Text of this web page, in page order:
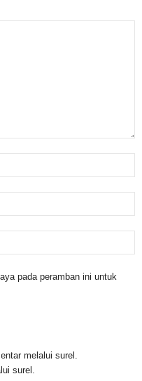
pada peramban ini untuk
melalui surel.
surel.